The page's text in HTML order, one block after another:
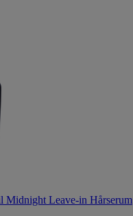
Midnight Leave-in Hårserum